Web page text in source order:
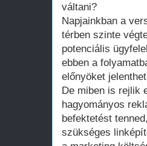
váltani?
Napjainkban a
térben szinte
potenciális
ebben a
előnyöket
De miben is rejlik
hagyományos
befektetést
szükséges